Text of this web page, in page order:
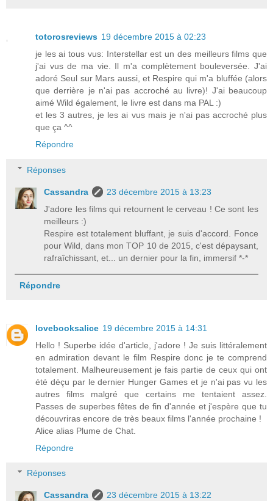
totorosreviews 19 décembre 2015 à 02:23
je les ai tous vus: Interstellar est un des meilleurs films que
j'ai vus de ma vie. Il m'a complètement bouleversée. J'ai
adoré Seul sur Mars aussi, et Respire qui m'a bluffée (alors
que derrière je n'ai pas accroché au livre)! J'ai beaucoup
aimé Wild également, le livre est dans ma PAL :)
et les 3 autres, je les ai vus mais je n'ai pas accroché plus
que ça ^^
Répondre
Réponses
Cassandra
23 décembre 2015 à 13:23
J'adore les films qui retournent le cerveau ! Ce sont les
meilleurs :)
Respire est totalement bluffant, je suis d'accord. Fonce
pour Wild, dans mon TOP 10 de 2015, c'est dépaysant,
rafraîchissant, et... un dernier pour la fin, immersif *-*
Répondre
lovebooksalice 19 décembre 2015 à 14:31
Hello ! Superbe idée d'article, j'adore ! Je suis littéralement
en admiration devant le film Respire donc je te comprend
totalement. Malheureusement je fais partie de ceux qui ont
été déçu par le dernier Hunger Games et je n'ai pas vu les
autres films malgré que certains me tentaient assez.
Passes de superbes fêtes de fin d'année et j'espère que tu
découvriras encore de très beaux films l'année prochaine !
Alice alias Plume de Chat.
Répondre
Réponses
Cassandra
23 décembre 2015 à 13:22